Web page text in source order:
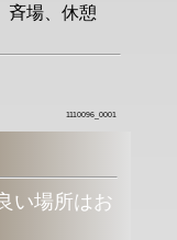
斉場、休憩
1110096_0001
い場所はお